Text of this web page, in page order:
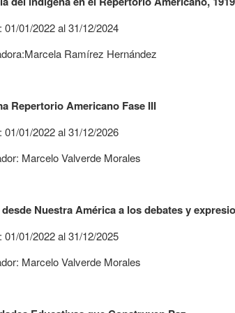
01/01/2022 al 31/12/2024
Ramírez Hernández
Repertorio Americano Fase III
01/01/2022 al 31/12/2026
Marcelo Valverde Morales
Nuestra América a los debates y
01/01/2022 al 31/12/2025
Marcelo Valverde Morales